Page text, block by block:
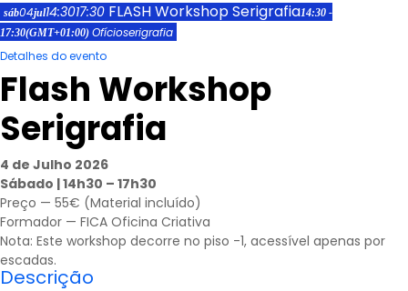
sáb04jul14:3017:30 FLASH Workshop Serigrafia14:30 -
17:30(GMT+01:00) Ofícioserigrafia
Detalhes do evento
Flash Workshop
Serigrafia
4 de Julho 2026
Sábado | 14h30 – 17h30
Preço — 55€ (Material incluído)
Formador — FICA Oficina Criativa
Nota: Este workshop decorre no piso -1, acessível apenas por
escadas.
Descrição